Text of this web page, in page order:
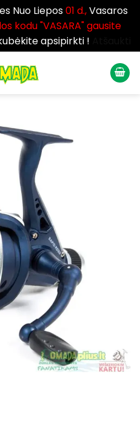
Nuo Liepos01 d.,Vasaros
kodu "VASARA" gausite
apsipirkti !